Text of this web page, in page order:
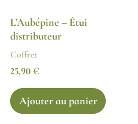
L’Aubépine – Étui
distributeur
Coffret
25,90 €
Ajouter au panier